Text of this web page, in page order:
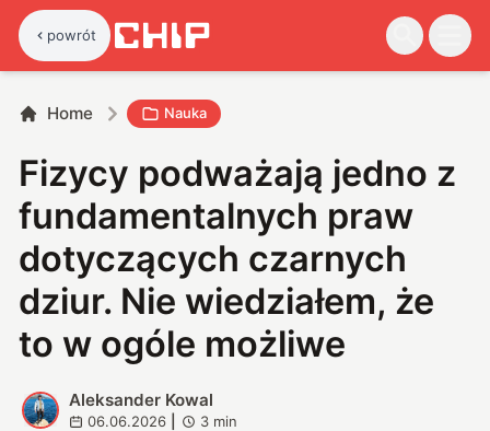
powrót
Home Nauka
Fizycy podważają jedno z
fundamentalnych praw
dotyczących czarnych
dziur. Nie wiedziałem, że
to w ogóle możliwe
A
Aleksander Kowal
06.06.2026 3 min